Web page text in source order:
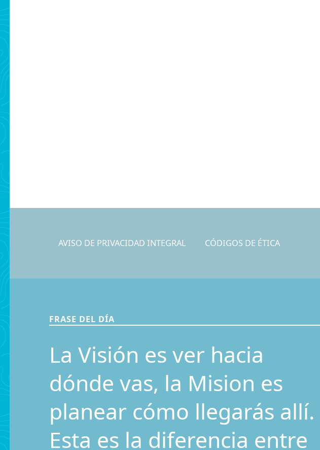
AVISO DE PRIVACIDAD INTEGRAL CÓDIGOS DE ÉTICA
FRASE DEL DÍA
La Visión es ver hacia
dónde vas, la Mision es
planear cómo llegarás allí.
Esta es la diferencia entre